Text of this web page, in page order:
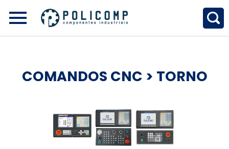
COMANDOS CNC > TORNO